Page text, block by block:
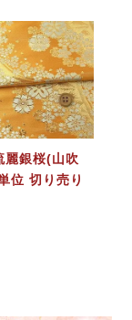
麗銀桜(山吹
位 切り売り